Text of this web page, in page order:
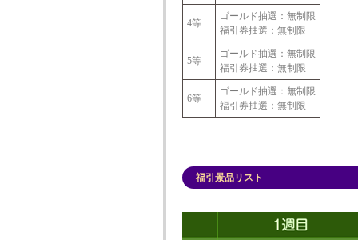
4等
ゴールド抽選：無制限
福引券抽選：無制限
5等
ゴールド抽選：無制限
福引券抽選：無制限
6等
ゴールド抽選：無制限
福引券抽選：無制限
福引景品リスト